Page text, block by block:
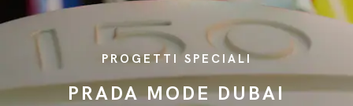
PROGETTI SPECIALI
PRADA MODE DUBAI